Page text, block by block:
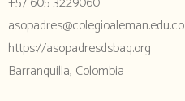
asopadres@colegioaleman.edu.co
https://asopadresdsbaq.org
Barranquilla, Colombia